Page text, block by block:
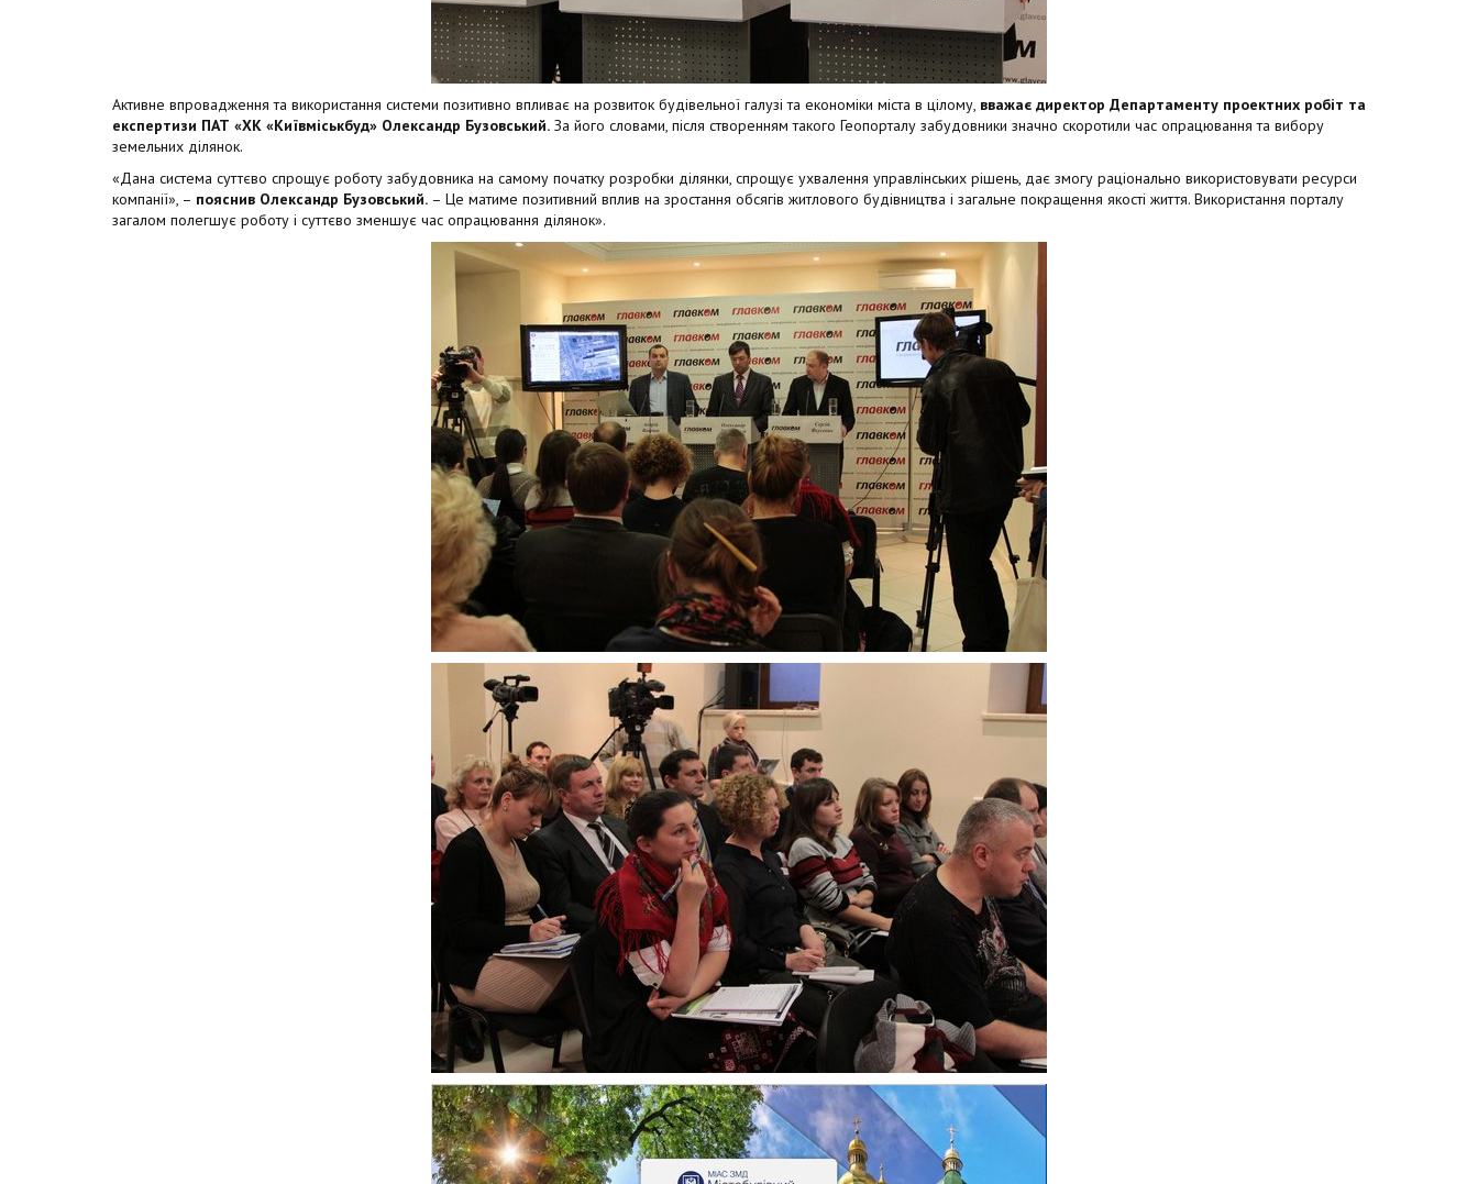
Активне впровадження та використання системи позитивно впливає на розвиток будівельної галузі та економіки міста в цілому, вважає директор Департаменту проектних робіт та
експертизи ПАТ «ХК «Київміськбуд» Олександр Бузовський. За його словами, після створенням такого Геопорталу забудовники значно скоротили час опрацювання та вибору
земельних ділянок.
«Дана система суттєво спрощує роботу забудовника на самому початку розробки ділянки, спрощує ухвалення управлінських рішень, дає змогу раціонально використовувати ресурси
компанії», – пояснив Олександр Бузовський. – Це матиме позитивний вплив на зростання обсягів житлового будівництва і загальне покращення якості життя. Використання порталу
загалом полегшує роботу і суттєво зменшує час опрацювання ділянок».